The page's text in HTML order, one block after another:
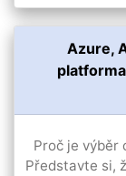
Azure,
Proč je výběr
Představte si,